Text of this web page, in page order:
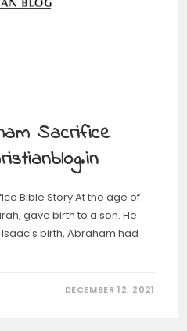
Sacrifice
Bible Story At the age of
gave birth to a son. He
birth, Abraham had
DECEMBER 12, 2021